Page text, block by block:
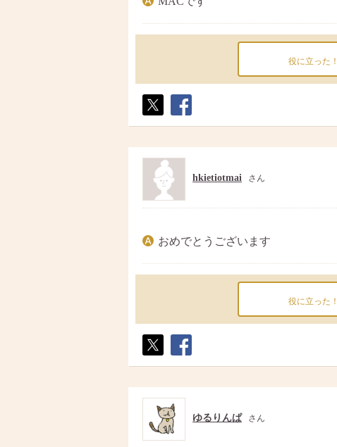
役に立った！
ト
ア
hkietiotmai さん
おめでとうございます
役に立った！
ト
ア
ゆるりんぱ さん